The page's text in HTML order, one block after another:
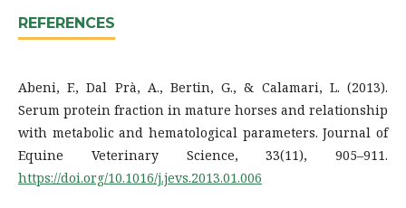
REFERENCES
Abeni, F., Dal Prà, A., Bertin, G., & Calamari, L. (2013).
Serum protein fraction in mature horses and relationship
with metabolic and hematological parameters. Journal of
Equine Veterinary Science, 33(11), 905–911.
https://doi.org/10.1016/j.jevs.2013.01.006